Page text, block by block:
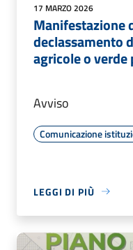
17 MARZO 2026
Manifestazione
declassamento
agricole o verde
Avviso
Comunicazione
LEGGI DI PIÙ